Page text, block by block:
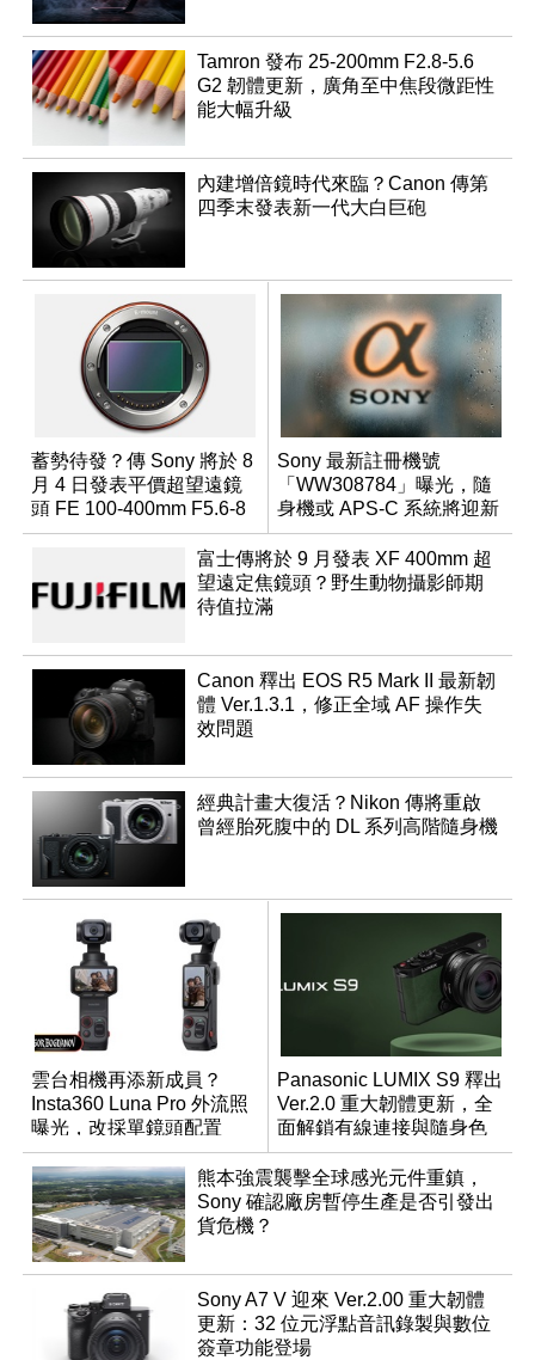
Tamron 發布 25-200mm F2.8-5.6
G2 韌體更新，廣角至中焦段微距性
能大幅升級
內建增倍鏡時代來臨？Canon 傳第
四季末發表新一代大白巨砲
蓄勢待發？傳 Sony 將於 8
月 4 日發表平價超望遠鏡
頭 FE 100-400mm F5.6-8
Sony 最新註冊機號
「WW308784」曝光，隨
身機或 APS-C 系統將迎新
成員？
富士傳將於 9 月發表 XF 400mm 超
望遠定焦鏡頭？野生動物攝影師期
待值拉滿
Canon 釋出 EOS R5 Mark II 最新韌
體 Ver.1.3.1，修正全域 AF 操作失
效問題
經典計畫大復活？Nikon 傳將重啟
曾經胎死腹中的 DL 系列高階隨身機
雲台相機再添新成員？
Insta360 Luna Pro 外流照
曝光，改採單鏡頭配置
Panasonic LUMIX S9 釋出
Ver.2.0 重大韌體更新，全
面解鎖有線連接與隨身色
調編輯
熊本強震襲擊全球感光元件重鎮，
Sony 確認廠房暫停生產是否引發出
貨危機？
Sony A7 V 迎來 Ver.2.00 重大韌體
更新：32 位元浮點音訊錄製與數位
簽章功能登場